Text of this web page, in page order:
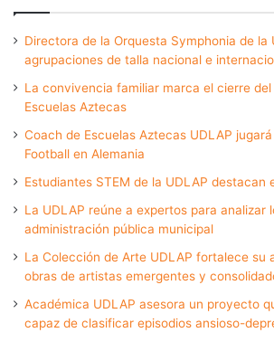
Directora de la Orquesta Symphonia de la
agrupaciones de talla nacional e
La convivencia familiar marca el cierre del
Escuelas Aztecas
Coach de Escuelas Aztecas UDLAP
Football en Alemania
Estudiantes STEM de la UDLAP destacan
La UDLAP reúne a expertos para analizar
administración pública municipal
La Colección de Arte UDLAP fortalece su
obras de artistas emergentes y
Académica UDLAP asesora un proyecto
capaz de clasificar episodios ansioso-